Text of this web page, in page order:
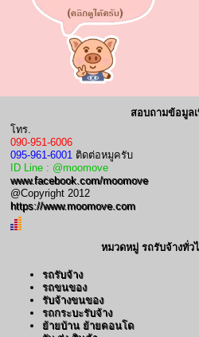
สอบถามข้อมูลเ
โทร.
090-951-6006
095-961-6001 ติดต่อหมูครับ
ID Line : @moomove
www.facebook.com/moomove
@Copyright 2012
https://www.moomove.com
หมวดหมู่ รถรับจ้างทั่
รถรับจ้าง
รถขนของ
รับจ้างขนของ
รถกระบะรับจ้าง
ย้ายบ้าน ย้ายคอนโด